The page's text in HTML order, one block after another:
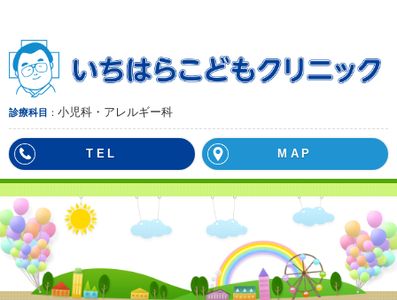
診療科目 小児科・アレルギー科
TEL MAP